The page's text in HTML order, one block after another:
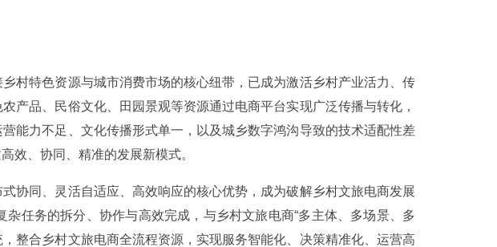
村特色资源与城市消费市场的核心纽带，已成为激活乡村产业活力、传
产品、民俗文化、田园景观等资源通过电商平台实现广泛传播与转化，
能力不足、文化传播形式单一，以及城乡数字鸿沟导致的技术适配性差
效、协同、精准的发展新模式。
协同、灵活自适应、高效响应的核心优势，成为破解乡村文旅电商发展
任务的拆分、协作与高效完成，与乡村文旅电商“多主体、多场景、多
整合乡村文旅电商全流程资源，实现服务智能化、决策精准化、运营高